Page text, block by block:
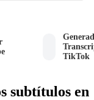
TikTok
subtítulos en